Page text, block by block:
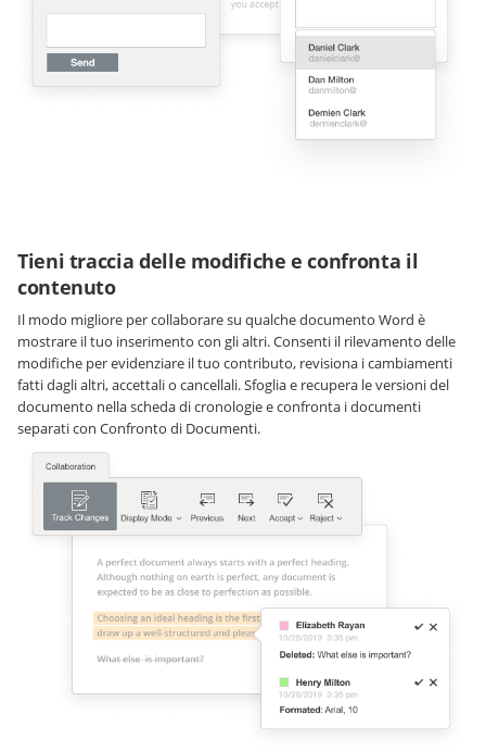
Tieni traccia delle modifiche e confronta il
contenuto
Il modo migliore per collaborare su qualche documento Word è
mostrare il tuo inserimento con gli altri. Consenti il rilevamento delle
modifiche per evidenziare il tuo contributo, revisiona i cambiamenti
fatti dagli altri, accettali o cancellali. Sfoglia e recupera le versioni del
documento nella scheda di cronologie e confronta i documenti
separati con Confronto di Documenti.